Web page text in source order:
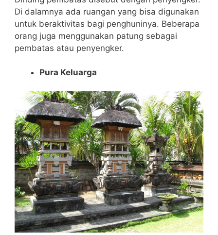
Di dalamnya ada ruangan yang bisa digunakan
untuk beraktivitas bagi penghuninya. Beberapa
orang juga menggunakan patung sebagai
pembatas atau penyengker.
Pura Keluarga